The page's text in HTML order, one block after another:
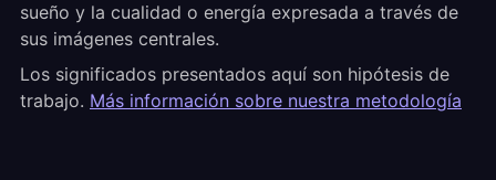
sueño y la cualidad o energía expresada a través de
sus imágenes centrales.
Los significados presentados aquí son hipótesis de
trabajo. Más información sobre nuestra metodología